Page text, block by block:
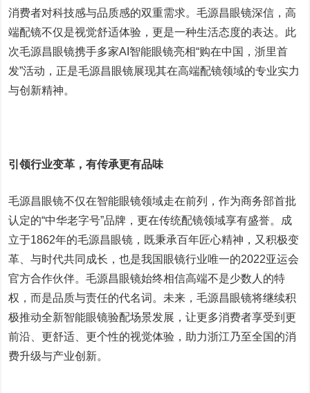
消费者对科技感与品质感的双重需求。毛源昌眼镜深信，高
端配镜不仅是视觉舒适体验，更是一种生活态度的表达。此
次毛源昌眼镜携手多家AI智能眼镜亮相“购在中国，浙里首
发”活动，正是毛源昌眼镜展现其在高端配镜领域的专业实力
与创新精神。
引领行业变革，有传承更有品味
毛源昌眼镜不仅在智能眼镜领域走在前列，作为商务部首批
认定的“中华老字号”品牌，更在传统配镜领域享有盛誉。成
立于1862年的毛源昌眼镜，既秉承百年匠心精神，又积极变
革、与时代共同成长，也是我国眼镜行业唯一的2022亚运会
官方合作伙伴。毛源昌眼镜始终相信高端不是少数人的特
权，而是品质与责任的代名词。未来，毛源昌眼镜将继续积
极推动全新智能眼镜验配场景发展，让更多消费者享受到更
前沿、更舒适、更个性的视觉体验，助力浙江乃至全国的消
费升级与产业创新。